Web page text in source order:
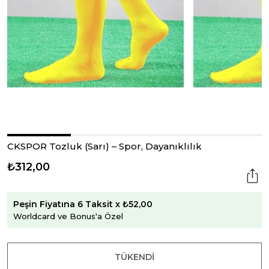
CKSPOR Tozluk (Sarı) – Spor, Dayanıklılık
₺312,00
Peşin Fiyatına 6 Taksit x ₺52,00
Worldcard ve Bonus'a Özel
TÜKENDI